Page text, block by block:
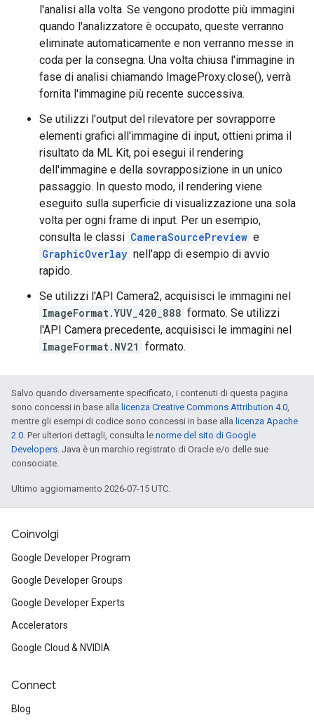
l'analisi alla volta. Se vengono prodotte più immagini
quando l'analizzatore è occupato, queste verranno
eliminate automaticamente e non verranno messe in
coda per la consegna. Una volta chiusa l'immagine in
fase di analisi chiamando ImageProxy.close(), verrà
fornita l'immagine più recente successiva.
Se utilizzi l'output del rilevatore per sovrapporre
elementi grafici all'immagine di input, ottieni prima il
risultato da ML Kit, poi esegui il rendering
dell'immagine e della sovrapposizione in un unico
passaggio. In questo modo, il rendering viene
eseguito sulla superficie di visualizzazione una sola
volta per ogni frame di input. Per un esempio,
consulta le classi CameraSourcePreview e
GraphicOverlay nell'app di esempio di avvio
rapido.
Se utilizzi l'API Camera2, acquisisci le immagini nel
ImageFormat.YUV_420_888 formato. Se utilizzi
l'API Camera precedente, acquisisci le immagini nel
ImageFormat.NV21 formato.
Salvo quando diversamente specificato, i contenuti di questa pagina
sono concessi in base alla licenza Creative Commons Attribution 4.0,
mentre gli esempi di codice sono concessi in base alla licenza Apache
2.0. Per ulteriori dettagli, consulta le norme del sito di Google
Developers. Java è un marchio registrato di Oracle e/o delle sue
consociate.
Ultimo aggiornamento 2026-07-15 UTC.
Coinvolgi
Google Developer Program
Google Developer Groups
Google Developer Experts
Accelerators
Google Cloud & NVIDIA
Connect
Blog